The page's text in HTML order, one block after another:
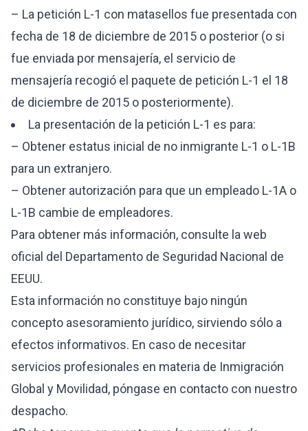
– La petición L-1 con matasellos fue presentada con
fecha de 18 de diciembre de 2015 o posterior (o si
fue enviada por mensajería, el servicio de
mensajería recogió el paquete de petición L-1 el 18
de diciembre de 2015 o posteriormente).
La presentación de la petición L-1 es para:
– Obtener estatus inicial de no inmigrante L-1 o L-1B
para un extranjero.
– Obtener autorización para que un empleado L-1A o
L-1B cambie de empleadores.
Para obtener más información, consulte la web
oficial del Departamento de Seguridad Nacional de
EEUU.
Esta información no constituye bajo ningún
concepto asesoramiento jurídico, sirviendo sólo a
efectos informativos. En caso de necesitar
servicios profesionales en materia de Inmigración
Global y Movilidad, póngase en contacto con nuestro
despacho.